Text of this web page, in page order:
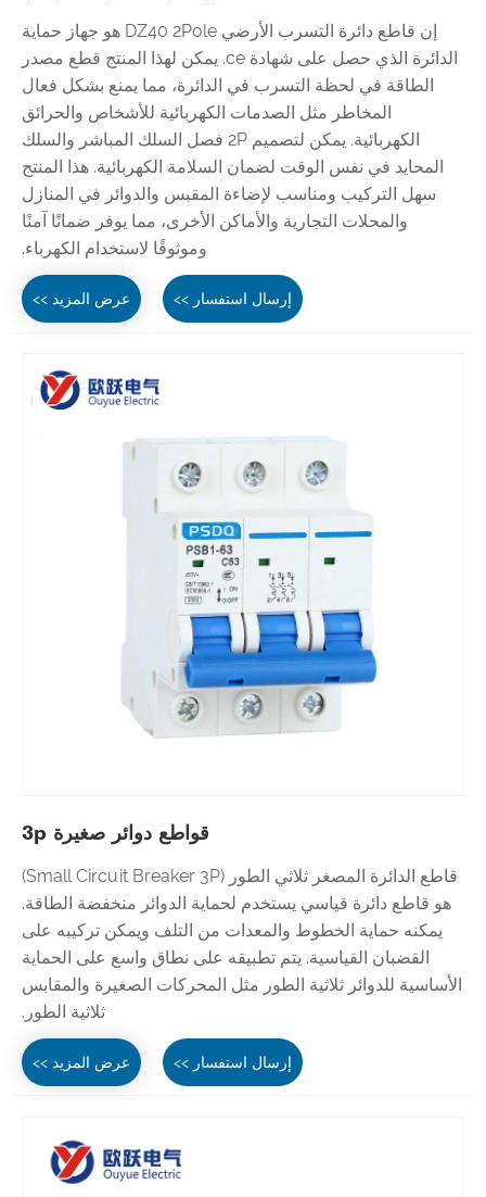
إن قاطع دائرة التسرب الأرضي DZ40 2Pole هو جهاز حماية
الدائرة الذي حصل على شهادة ce. يمكن لهذا المنتج قطع مصدر
الطاقة في لحظة التسرب في الدائرة، مما يمنع بشكل فعال
المخاطر مثل الصدمات الكهربائية للأشخاص والحرائق
الكهربائية. يمكن لتصميم 2P فصل السلك المباشر والسلك
المحايد في نفس الوقت لضمان السلامة الكهربائية. هذا المنتج
سهل التركيب ومناسب لإضاءة المقبس والدوائر في المنازل
والمحلات التجارية والأماكن الأخرى، مما يوفر ضمانًا آمنًا
وموثوقًا لاستخدام الكهرباء.
عرض المزيد >> إرسال استفسار >>
قواطع دوائر صغيرة 3p
قاطع الدائرة المصغر ثلاثي الطور (Small Circuit Breaker 3P)
هو قاطع دائرة قياسي يستخدم لحماية الدوائر منخفضة الطاقة.
يمكنه حماية الخطوط والمعدات من التلف ويمكن تركيبه على
القضبان القياسية. يتم تطبيقه على نطاق واسع على الحماية
الأساسية للدوائر ثلاثية الطور مثل المحركات الصغيرة والمقابس
ثلاثية الطور.
عرض المزيد >> إرسال استفسار >>